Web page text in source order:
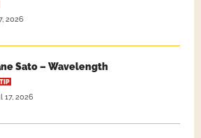
2026
Sato – Wavelength
17, 2026